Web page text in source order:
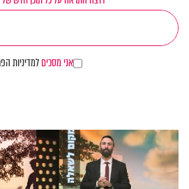
אני מסכיםלמדיניות